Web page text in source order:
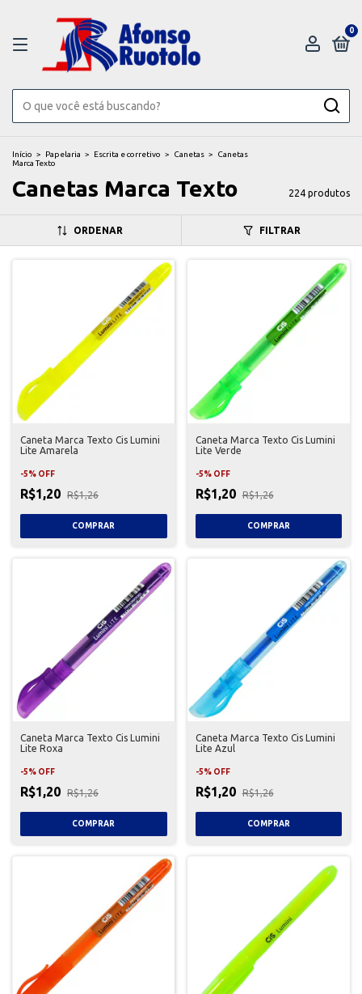
0
Início > Papelaria > Escrita e corretivo > Canetas >
Canetas
Marca Texto
Canetas Marca Texto 224 produtos
ORDENAR FILTRAR
Caneta Marca Texto Cis Lumini
Lite Amarela
-5% OFF
R$1,20 R$1,26
Caneta Marca Texto Cis Lumini
Lite Verde
-5% OFF
R$1,20 R$1,26
Caneta Marca Texto Cis Lumini
Lite Roxa
-5% OFF
R$1,20 R$1,26
Caneta Marca Texto Cis Lumini
Lite Azul
-5% OFF
R$1,20 R$1,26